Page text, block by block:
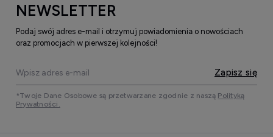
NEWSLETTER
Podaj swój adres e-mail i otrzymuj powiadomienia o nowościach
oraz promocjach w pierwszej kolejności!
Zapisz się
*Twoje Dane Osobowe są przetwarzane zgodnie z naszą Polityką
Prywatności.